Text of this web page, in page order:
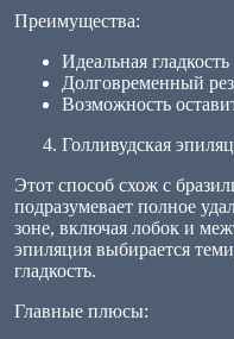
Преимущества:
Идеальная гладкость
Долговременный
Возможность
Голливудская
Этот способ схож с
подразумевает полное
зоне, включая лобок и
эпиляция выбирается
гладкость.
Главные плюсы: